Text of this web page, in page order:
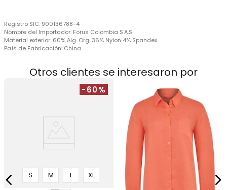
Registro SIC: 900136788-4
Nombre del Importador: Forus Colombia S.A.S
Material exterior: 60% Alg. Org. 36% Nylon 4% Spandex
País de Fabricación: China
Otros clientes se interesaron por
-60%
S M L XL